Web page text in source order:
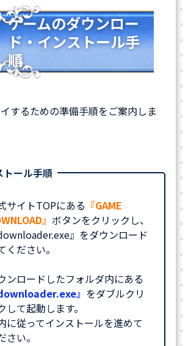
ゲームのダウンロー
ド・インストール手
順
するための準備手順をご案内しま
トール手順
サイトTOPにある 『GAME
』 ボタンをクリックし、
』をダウンロード
ください。
ンロードしたフォルダ内にある
』 をダブルクリ
して起動します。
に従ってインストールを進めて
さい。